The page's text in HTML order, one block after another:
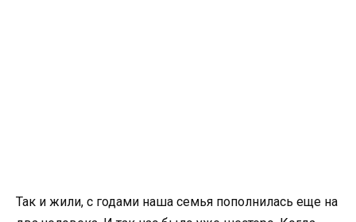
Так и жили, с годами наша семья пополнилась еще на